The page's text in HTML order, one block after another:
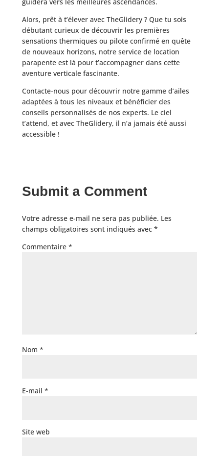
Alors, prêt à t’élever avec TheGlidery ? Que tu sois
débutant curieux de découvrir les premières
sensations thermiques ou pilote confirmé en quête
de nouveaux horizons, notre service de location
parapente est là pour t’accompagner dans cette
aventure verticale fascinante.
Contacte-nous pour découvrir notre gamme d’ailes
adaptées à tous les niveaux et bénéficier des
conseils personnalisés de nos experts. Le ciel
t’attend, et avec TheGlidery, il n’a jamais été aussi
accessible !
Submit a Comment
Votre adresse e-mail ne sera pas publiée. Les
champs obligatoires sont indiqués avec *
Commentaire *
Nom *
E-mail *
Site web